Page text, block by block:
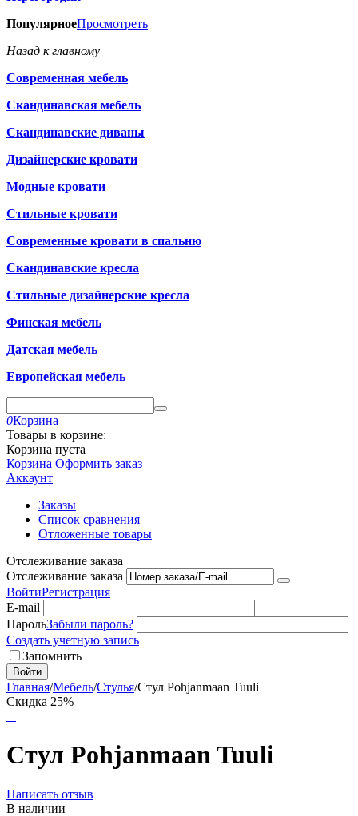
ПопулярноеПросмотреть
Назад к главному
Современная мебель
Скандинавская мебель
Скандинавские диваны
Дизайнерские кровати
Модные кровати
Стильные кровати
Современные кровати в спальню
Скандинавские кресла
Стильные дизайнерские кресла
Финская мебель
Датская мебель
Европейская мебель
0Корзина
Товары в корзине:
Корзина пуста
Корзина Оформить заказ
Аккаунт
Заказы
Список сравнения
Отложенные товары
Отслеживание заказа
Отслеживание заказа
ВойтиРегистрация
E-mail
ПарольЗабыли пароль?
Создать учетную запись
Запомнить
Войти
Главная/Мебель/Стулья/Стул Pohjanmaan Tuuli
Скидка 25%
Стул Pohjanmaan Tuuli
Написать отзыв
В наличии